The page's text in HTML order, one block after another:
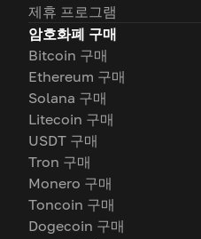
제휴 프로그램
암호화폐 구매
Bitcoin 구매
Ethereum 구매
Solana 구매
Litecoin 구매
USDT 구매
Tron 구매
Monero 구매
Toncoin 구매
Dogecoin 구매